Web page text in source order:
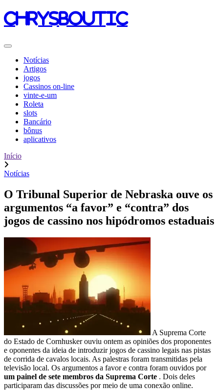
chrysboutic
Notícias
Artigos
jogos
Cassinos on-line
vinte-e-um
Roleta
slots
Bancário
bônus
aplicativos
Início
Notícias
O Tribunal Superior de Nebraska ouve os
argumentos “a favor” e “contra” dos
jogos de cassino nos hipódromos estaduais
A Suprema Corte
do Estado de Cornhusker ouviu ontem as opiniões dos proponentes
e oponentes da ideia de introduzir jogos de cassino legais nas pistas
de corrida de cavalos locais. As palestras foram transmitidas pela
televisão local. Os argumentos a favor e contra foram ouvidos por
um painel de sete membros da Suprema Corte . Dois deles
participaram das discussões por meio de uma conexão online.